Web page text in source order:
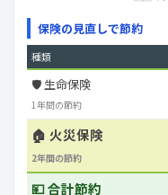
保険の見直しで節約
種類
🛡️ 生命保険
1年間の節約
🏠 火災保険
2年間の節約
💴 合計節約